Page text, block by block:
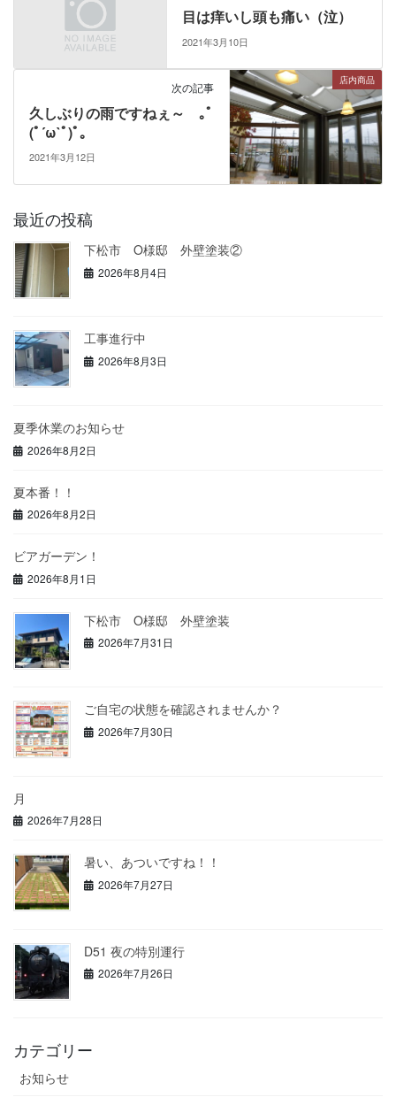
目は痒いし頭も痛い（泣）
2021年3月10日
店内商品
次の記事
久しぶりの雨ですねぇ～ ｡ﾟ
(ﾟ´ω`ﾟ)ﾟ｡
2021年3月12日
最近の投稿
下松市 O様邸 外壁塗装②
2026年8月4日
工事進行中
2026年8月3日
夏季休業のお知らせ
2026年8月2日
夏本番！！
2026年8月2日
ビアガーデン！
2026年8月1日
下松市 O様邸 外壁塗装
2026年7月31日
ご自宅の状態を確認されませんか？
2026年7月30日
月
2026年7月28日
暑い、あついですね！！
2026年7月27日
D51 夜の特別運行
2026年7月26日
カテゴリー
お知らせ